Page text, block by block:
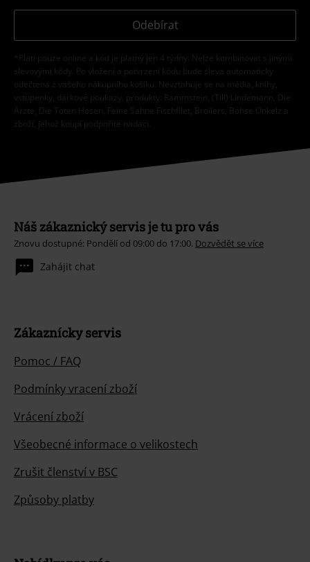
Odebírat
*Platí pouze online a kód je platný jen 4 týdny. Nelze kombinovat s jinými
slevovými kódy. Po vložení a potvrzení kódu bude sleva automaticky
odečtena z vašeho nákupního košíku. Nevztahuje se na média, knihy,
vstupenky, dárkové poukazy, produkty: Rammstein, (Till) Lindemann, Die
Ärzte, Die Toten Hosen, Feine Sahne Fischfilet, Broilers, Böhse Onkelz a
zboží, jehož koupí podpoříte nadaci.
Náš zákaznický servis je tu pro vás
Znovu dostupné: Pondělí od 09:00 do 17:00. Dozvědět se více
Zahájit chat
Zákaznícky servis
Pomoc / FAQ
Podmínky vracení zboží
Vrácení zboží
Všeobecné informace o velikostech
Zrušit členství v BSC
Způsoby platby